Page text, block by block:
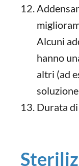
Alcuni
hanno
altri (ad
Durata